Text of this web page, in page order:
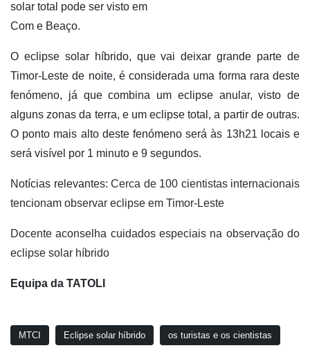
solar total pode ser visto em
Com e Beaço.
O eclipse solar híbrido, que vai deixar grande parte de
Timor-Leste de noite, é considerada uma forma rara deste
fenómeno, já que combina um eclipse anular, visto de
alguns zonas da terra, e um eclipse total, a partir de outras.
O ponto mais alto deste fenómeno será às 13h21 locais e
será visível por 1 minuto e 9 segundos.
Notícias relevantes: Cerca de 100 cientistas internacionais
tencionam observar eclipse em Timor-Leste
Docente aconselha cuidados especiais na observação do
eclipse solar híbrido
Equipa da TATOLI
MTCI Eclipse solar híbrido os turistas e os cientistas